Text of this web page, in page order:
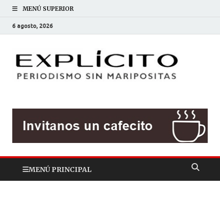
MENÚ SUPERIOR
6 agosto, 2026
MENÚ PRINCIPAL